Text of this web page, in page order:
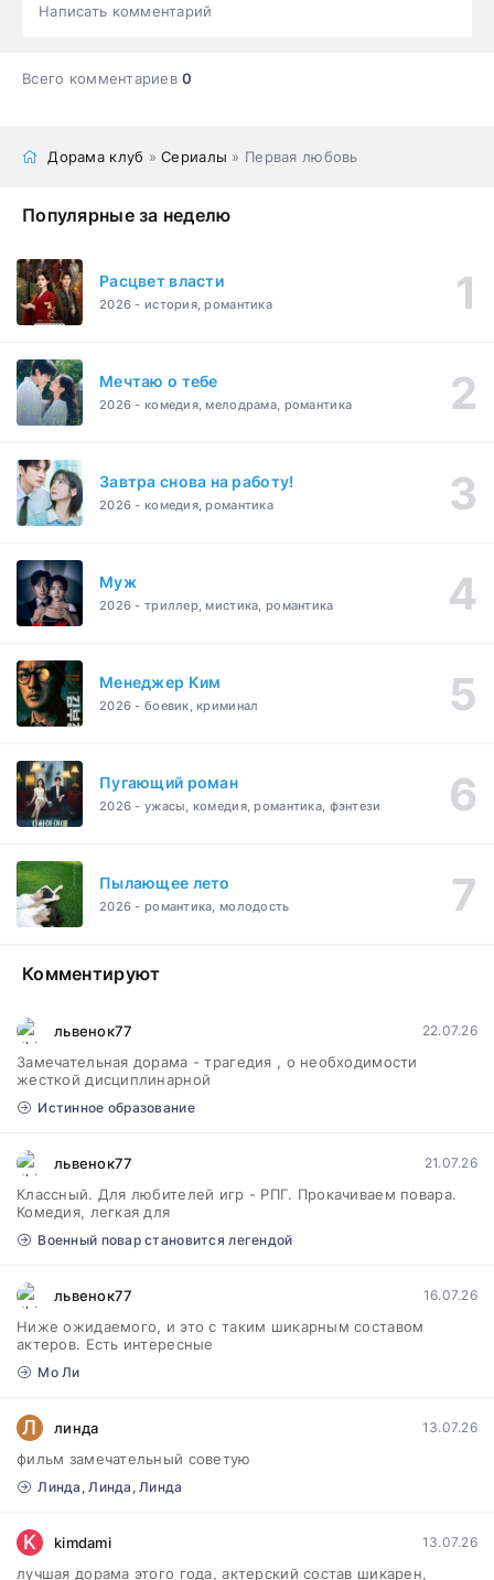
Написать комментарий
Всего комментариев0
Дорама клуб »Сериалы » Первая любовь
Популярные за неделю
Расцвет власти
2026 - история, романтика
Мечтаю о тебе
2026 - комедия, мелодрама, романтика
Завтра снова на работу!
2026 - комедия, романтика
Муж
2026 - триллер, мистика, романтика
Менеджер Ким
2026 - боевик, криминал
Пугающий роман
2026 - ужасы, комедия, романтика, фэнтези
Пылающее лето
2026 - романтика, молодость
Комментируют
львенок77 22.07.26
Замечательная дорама - трагедия , о необходимости
жесткой дисциплинарной
Истинное образование
львенок77 21.07.26
Классный. Для любителей игр - РПГ. Прокачиваем повара.
Комедия, легкая для
Военный повар становится легендой
львенок77 16.07.26
Ниже ожидаемого, и это с таким шикарным составом
актеров. Есть интересные
Мо Ли
Л линда 13.07.26
фильм замечательный советую
Линда, Линда, Линда
K kimdami 13.07.26
лучшая дорама этого года, актерский состав шикарен,